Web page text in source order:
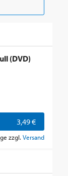
(DVD)
3,49 €
zzgl. Versand